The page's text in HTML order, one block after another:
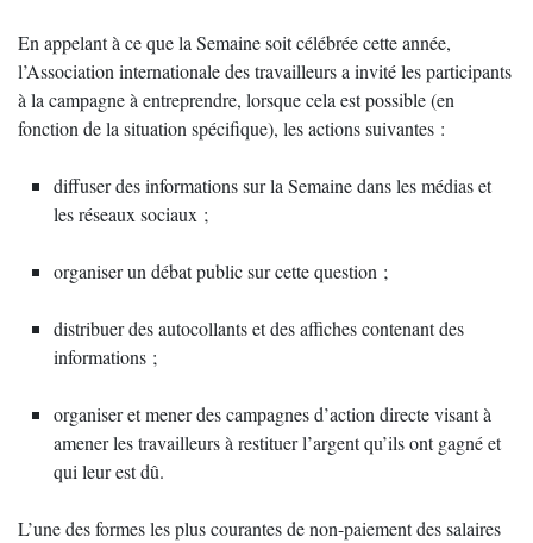
En appelant à ce que la Semaine soit célébrée cette année,
l’Association internationale des travailleurs a invité les participants
à la campagne à entreprendre, lorsque cela est possible (en
fonction de la situation spécifique), les actions suivantes :
diffuser des informations sur la Semaine dans les médias et
les réseaux sociaux ;
organiser un débat public sur cette question ;
distribuer des autocollants et des affiches contenant des
informations ;
organiser et mener des campagnes d’action directe visant à
amener les travailleurs à restituer l’argent qu’ils ont gagné et
qui leur est dû.
L’une des formes les plus courantes de non-paiement des salaires